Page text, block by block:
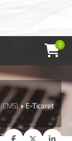
0
E-Ticaret